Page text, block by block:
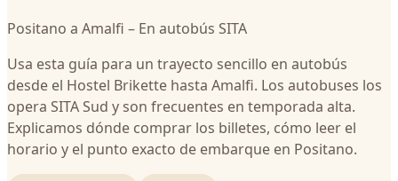
Positano a Amalfi – En autobús SITA
Usa esta guía para un trayecto sencillo en autobús
desde el Hostel Brikette hasta Amalfi. Los autobuses los
opera SITA Sud y son frecuentes en temporada alta.
Explicamos dónde comprar los billetes, cómo leer el
horario y el punto exacto de embarque en Positano.